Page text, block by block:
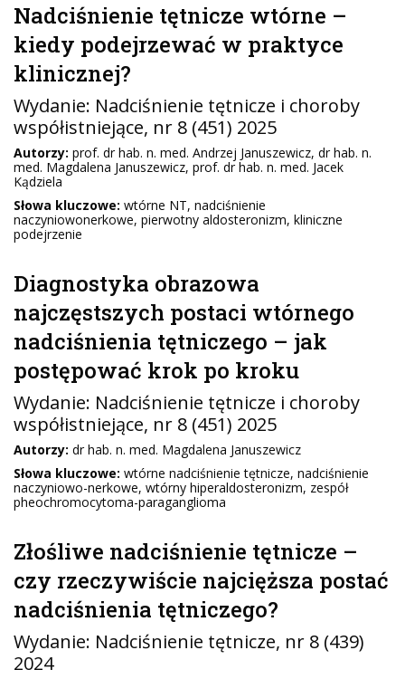
Nadciśnienie tętnicze wtórne –
kiedy podejrzewać w praktyce
klinicznej?
Wydanie: Nadciśnienie tętnicze i choroby
współistniejące, nr 8 (451) 2025
Autorzy: prof. dr hab. n. med. Andrzej Januszewicz, dr hab. n.
med. Magdalena Januszewicz, prof. dr hab. n. med. Jacek
Kądziela
Słowa kluczowe: wtórne NT, nadciśnienie
naczyniowonerkowe, pierwotny aldosteronizm, kliniczne
podejrzenie
Diagnostyka obrazowa
najczęstszych postaci wtórnego
nadciśnienia tętniczego – jak
postępować krok po kroku
Wydanie: Nadciśnienie tętnicze i choroby
współistniejące, nr 8 (451) 2025
Autorzy: dr hab. n. med. Magdalena Januszewicz
Słowa kluczowe: wtórne nadciśnienie tętnicze, nadciśnienie
naczyniowo-nerkowe, wtórny hiperaldosteronizm, zespół
pheochromocytoma-paraganglioma
Złośliwe nadciśnienie tętnicze –
czy rzeczywiście najcięższa postać
nadciśnienia tętniczego?
Wydanie: Nadciśnienie tętnicze, nr 8 (439)
2024